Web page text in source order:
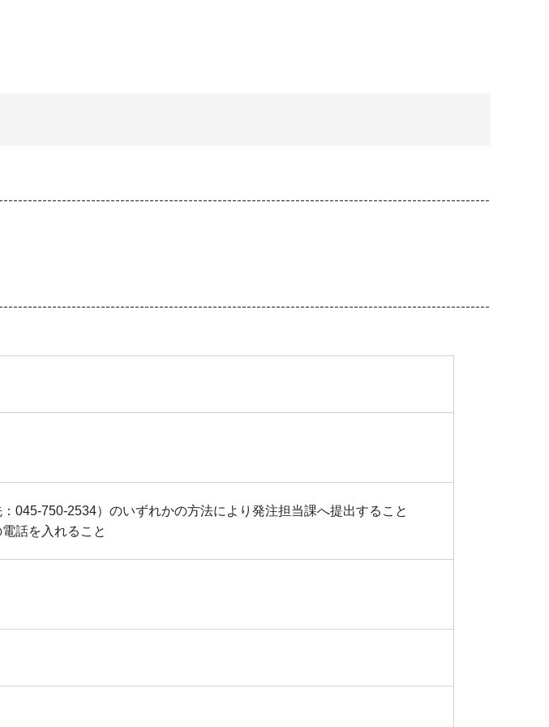
045-750-2534）のいずれかの方法により発注担当課へ提出すること
話を入れること